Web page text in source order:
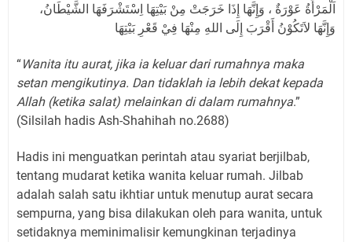
اَلْمَرْأَةُ عَوْرَةٌ ، وَإِنَّهَا إِذَا خَرَجَتْ مِنْ بَيْتِهَا اِسْتَشْرَفَهَا الشَّيْطَانُ،
وَإِنَّهَا لاَتَكُوْنُ أَقْرَبَ إِلَى اللهِ مِنْهَا فِيْ قَعْرِ بَيْتِهَا
“Wanita itu aurat, jika ia keluar dari rumahnya maka
setan mengikutinya. Dan tidaklah ia lebih dekat kepada
Allah (ketika salat) melainkan di dalam rumahnya.”
(Silsilah hadis Ash-Shahihah no.2688)
Hadis ini menguatkan perintah atau syariat berjilbab,
tentang mudarat ketika wanita keluar rumah. Jilbab
adalah salah satu ikhtiar untuk menutup aurat secara
sempurna, yang bisa dilakukan oleh para wanita, untuk
setidaknya meminimalisir kemungkinan terjadinya